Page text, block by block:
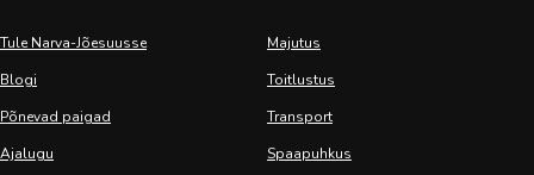
Tule Narva-Jõesuusse
Blogi
Põnevad paigad
Ajalugu
Majutus
Toitlustus
Transport
Spaapuhkus